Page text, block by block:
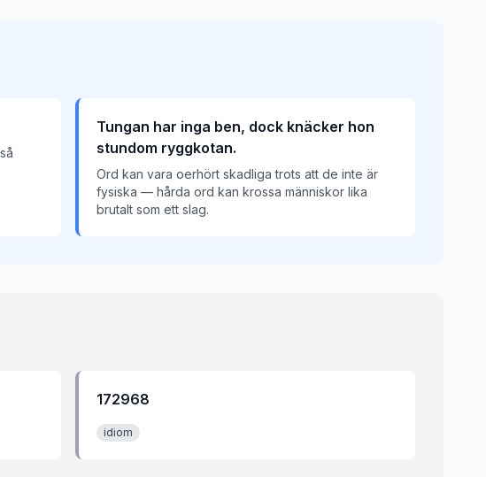
Tungan har inga ben, dock knäcker hon
stundom ryggkotan.
Ord kan vara oerhört skadliga trots att de inte är
fysiska — hårda ord kan krossa människor lika
brutalt som ett slag.
172968
idiom